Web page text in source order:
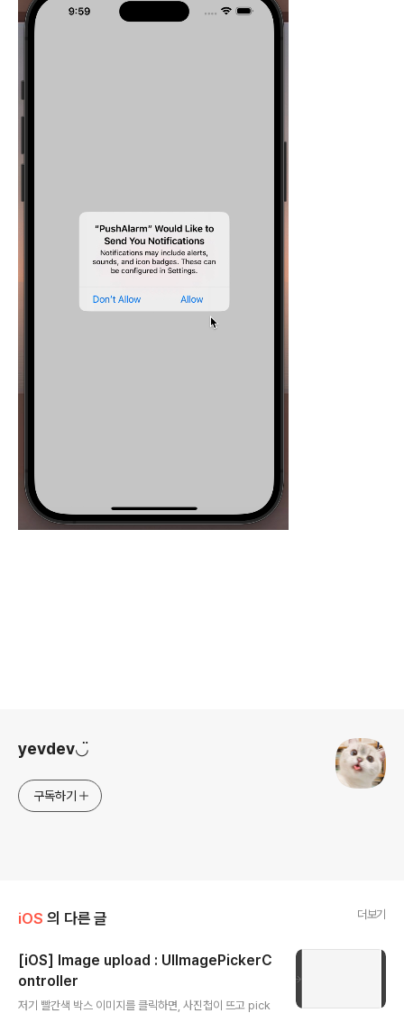
yevdev◡̈
구독하기
iOS 의 다른 글 더보기
[iOS] Image upload : UIImagePickerC
ontroller
저기 빨간색 박스 이미지를 클릭하면, 사진첩이 뜨고 pick